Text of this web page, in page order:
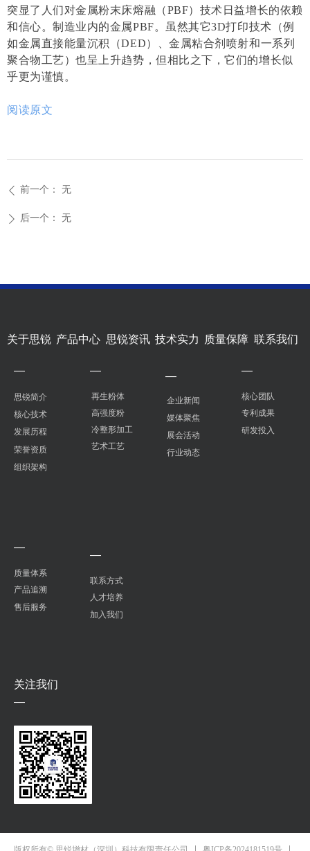
突显了人们对金属粉末床熔融（PBF）技术日益增长的依赖
和信心。制造业内的金属PBF。虽然其它3D打印技术（例
如金属直接能量沉积（DED）、金属粘合剂喷射和一系列
聚合物工艺）也呈上升趋势，但相比之下，它们的增长似
乎更为谨慎。
阅读原文
ꄴ 前一个： 无
ꄲ 后一个： 无
—
思锐简介
核心技术
发展历程
荣誉资质
组织架构
再生粉体
高强度粉
冷整形加工
艺术工艺
—
核心团队
专利成果
研发投入
—
质量体系
产品追溯
售后服务
—
联系方式
人才培养
加入我们
—
关注我们
—
企业新闻
媒体聚焦
展会活动
行业动态
—
关于思锐 产品中心 思锐资讯 技术实力 质量保障 联系我们